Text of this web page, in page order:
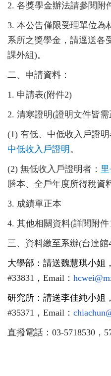
2. 各獎學金辦法請參閱附
3. 本公告僅限受理單位為
系所之獎學金，請逕送各
課外組)。
二、申請資料：
1. 申請表(附件2)
2. 清寒證明(證明文件皆
(1) 有低、中低收入戶證明
中低收入戶證明 。
(2) 無低收入戶證明者：
謄本、 全戶年度所得稅資
3. 成績單正本
4. 其他相關資料(詳閱附件
三、資料繳至系辦(台達館
大學部：請送魏慧琪小姐
#33831 ， Email：
研究所：請送李佳純小姐
#35371 ， Email：
直撥電話： 03-5718530 ，